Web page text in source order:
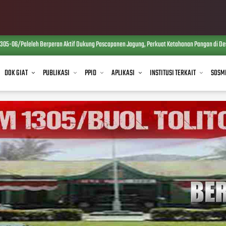
06/Paleleh Berperan Aktif Dukung Pascapanen Jagung, Perkuat Ketahanan Pangan di
DOK GIAT PUBLIKASI PPID APLIKASI INSTITUSI TERKAIT